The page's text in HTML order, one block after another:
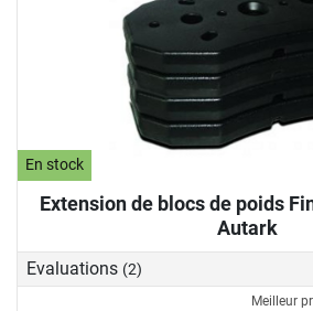
En stock
Extension de blocs de poids
Autark
Evaluations (2)
Meilleur